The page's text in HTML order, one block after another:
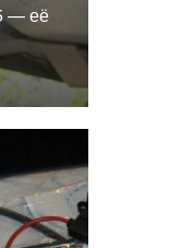
— её